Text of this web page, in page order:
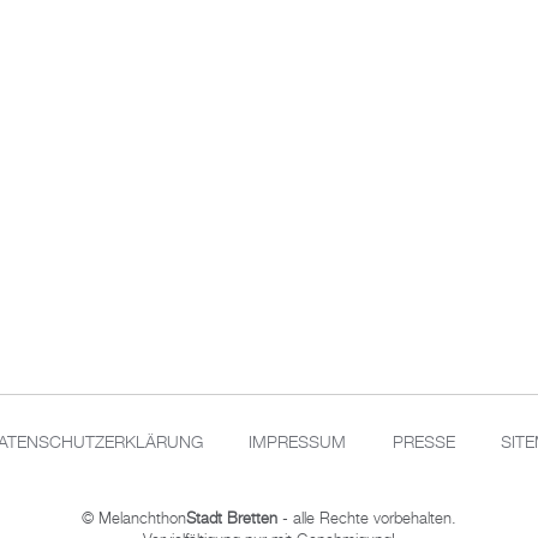
IMPRESSUM PRESSE
© MelanchthonStadt Bretten - alle Rechte vorbehalten.